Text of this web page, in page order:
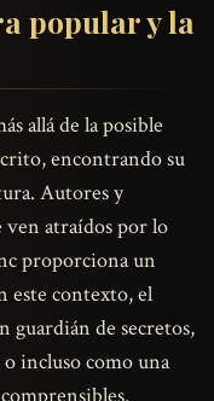
popular y la
allá de la posible
encontrando su
Autores y
ven atraídos por lo
proporciona un
este contexto, el
guardián de secretos,
incluso como una